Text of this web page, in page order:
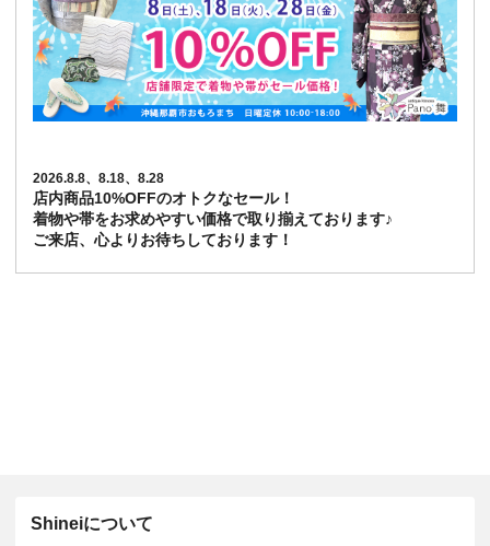
2026.8.8、8.18、8.28
店内商品10%OFFのオトクなセール！
着物や帯をお求めやすい価格で取り揃えております♪
ご来店、心よりお待ちしております！
Shineiについて